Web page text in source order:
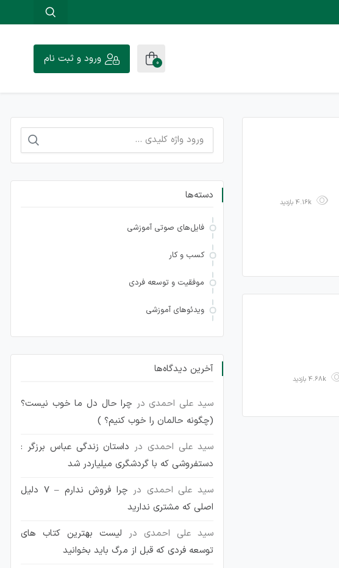
0 ورود و ثبت نام
4.16k بازدید
4.68k بازدید
جستجو
برای:
دسته‌ها
فایل‌های صوتی آموزشی
کسب و کار
موفقیت و توسعه فردی
ویدئوهای آموزشی
آخرین دیدگاه‌ها
سید علی احمدی در چرا حال دل ما خوب نیست؟
(چگونه حالمان را خوب کنیم؟ )
سید علی احمدی در داستان زندگی عباس برزگر :
دستفروشی که با گردشگری میلیاردر شد
سید علی احمدی در
چرا فروش ندارم – 7 دلیل
اصلی که مشتری ندارید
سید علی احمدی در لیست بهترین کتاب های
توسعه فردی که قبل از مرگ باید بخوانید